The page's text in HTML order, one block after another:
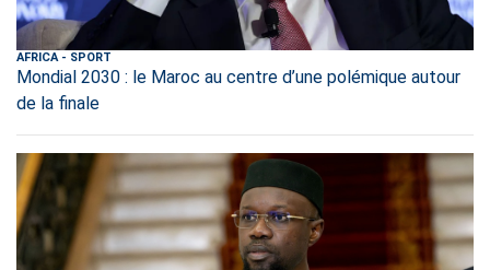
AFRICA- SPORT
Mondial 2030 : le Maroc au centre d’une polémique autour
de la finale